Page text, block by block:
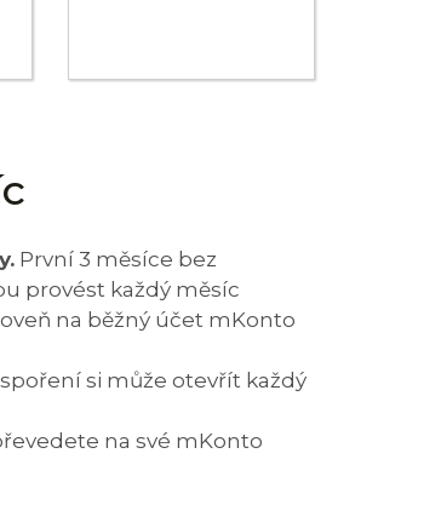
První 3 měsíce bez
provést každý měsíc
na běžný účet mKonto
si může otevřít každý
na své mKonto